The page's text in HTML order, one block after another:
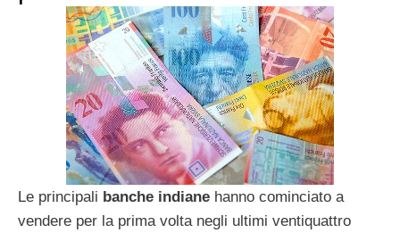
Le principali banche indiane hanno cominciato a
vendere per la prima volta negli ultimi ventiquattro